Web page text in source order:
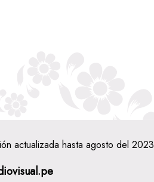
actualizada hasta agosto del 2023